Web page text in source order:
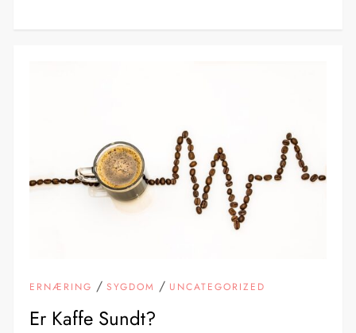
ERNÆRING /SYGDOM / UNCATEGORIZED
Er Kaffe Sundt?